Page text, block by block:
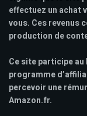
effectuez un achat
vous. Ces revenus
production de
Ce site participe au
programme
percevoir une
Amazon.fr.